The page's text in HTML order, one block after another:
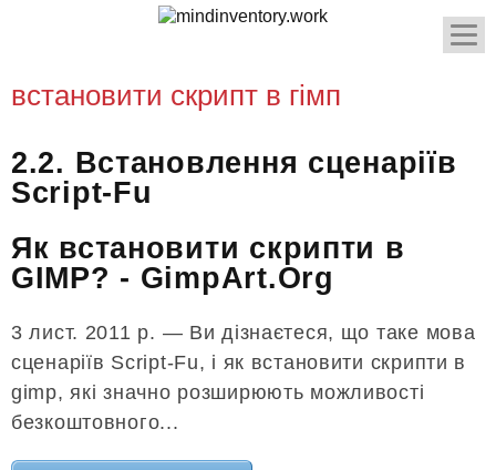
встановити скрипт в гімп
2.2. Встановлення сценаріїв
Script-Fu
Як встановити скрипти в
GIMP? - GimpArt.Org
3 лист. 2011 р. — Ви дізнаєтеся, що таке мова
сценаріїв Script-Fu, і як встановити скрипти в
gimp, які значно розширюють можливості
безкоштовного...